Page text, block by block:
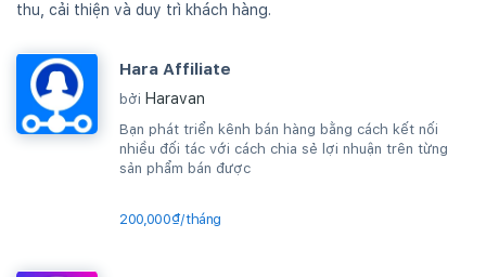
thu, cải thiện và duy trì khách hàng.
Hara Affiliate
bởi Haravan
Bạn phát triển kênh bán hàng bằng cách kết nối
nhiều đối tác với cách chia sẻ lợi nhuận trên từng
sản phẩm bán được
200,000₫/tháng